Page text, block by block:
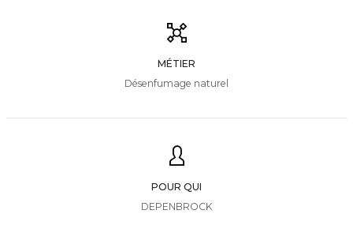
MÉTIER
Désenfumage naturel
POUR QUI
DEPENBROCK